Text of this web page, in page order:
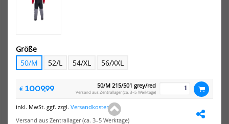
Größe
50/M
52/L 54/XL 56/XXL
€1009,99 50/M 215/501 grey/red
Versand aus Zentrallager (ca. 3–5 Werktage)
inkl. MwSt. ggf. zzgl. Versandkosten
Versand aus Zentrallager (ca. 3–5 Werktage)